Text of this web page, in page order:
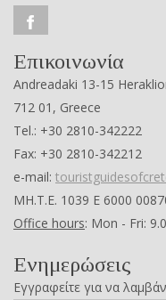
Επικοινωνία
Andreadaki 13-15
712 01, Greece
Tel.: +30 2810-342222
Fax: +30 2810-342212
e-mail:
ΜΗ.Τ.Ε. 1039 Ε 6000
Office hours: Mon - Fri:
Ενημερώσεις
Εγγραφείτε για να